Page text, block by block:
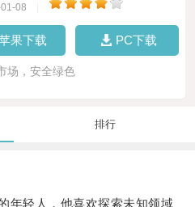
08
果下载 PC下载
场，安全绿色
排行
轻人，他喜欢探索未知领域